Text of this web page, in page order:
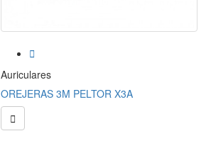

Auriculares
OREJERAS 3M PELTOR X3A
